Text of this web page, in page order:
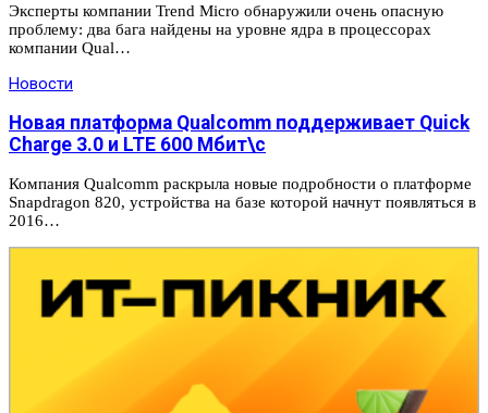
Эксперты компании Trend Micro обнаружили очень опасную
проблему: два бага найдены на уровне ядра в процессорах
компании Qual…
Новости
Новая платформа Qualcomm поддерживает Quick
Charge 3.0 и LTE 600 Мбит\с
Компания Qualcomm раскрыла новые подробности о платформе
Snapdragon 820, устройства на базе которой начнут появляться в
2016…